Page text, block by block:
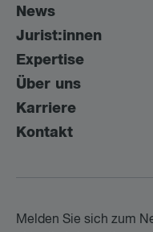
News
Jurist:innen
Expertise
Über uns
Karriere
Kontakt
Melden Sie sich zum